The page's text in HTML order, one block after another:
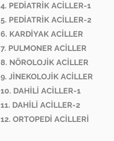
4. PEDİATRİK ACİLLER-1
5. PEDİATRİK ACİLLER-2
6. KARDİYAK ACİLLER
7. PULMONER ACİLLER
8. NÖROLOJİK ACİLLER
9. JİNEKOLOJİK ACİLLER
10. DAHİLİ ACİLLER-1
11. DAHİLİ ACİLLER-2
12. ORTOPEDİ ACİLLERİ